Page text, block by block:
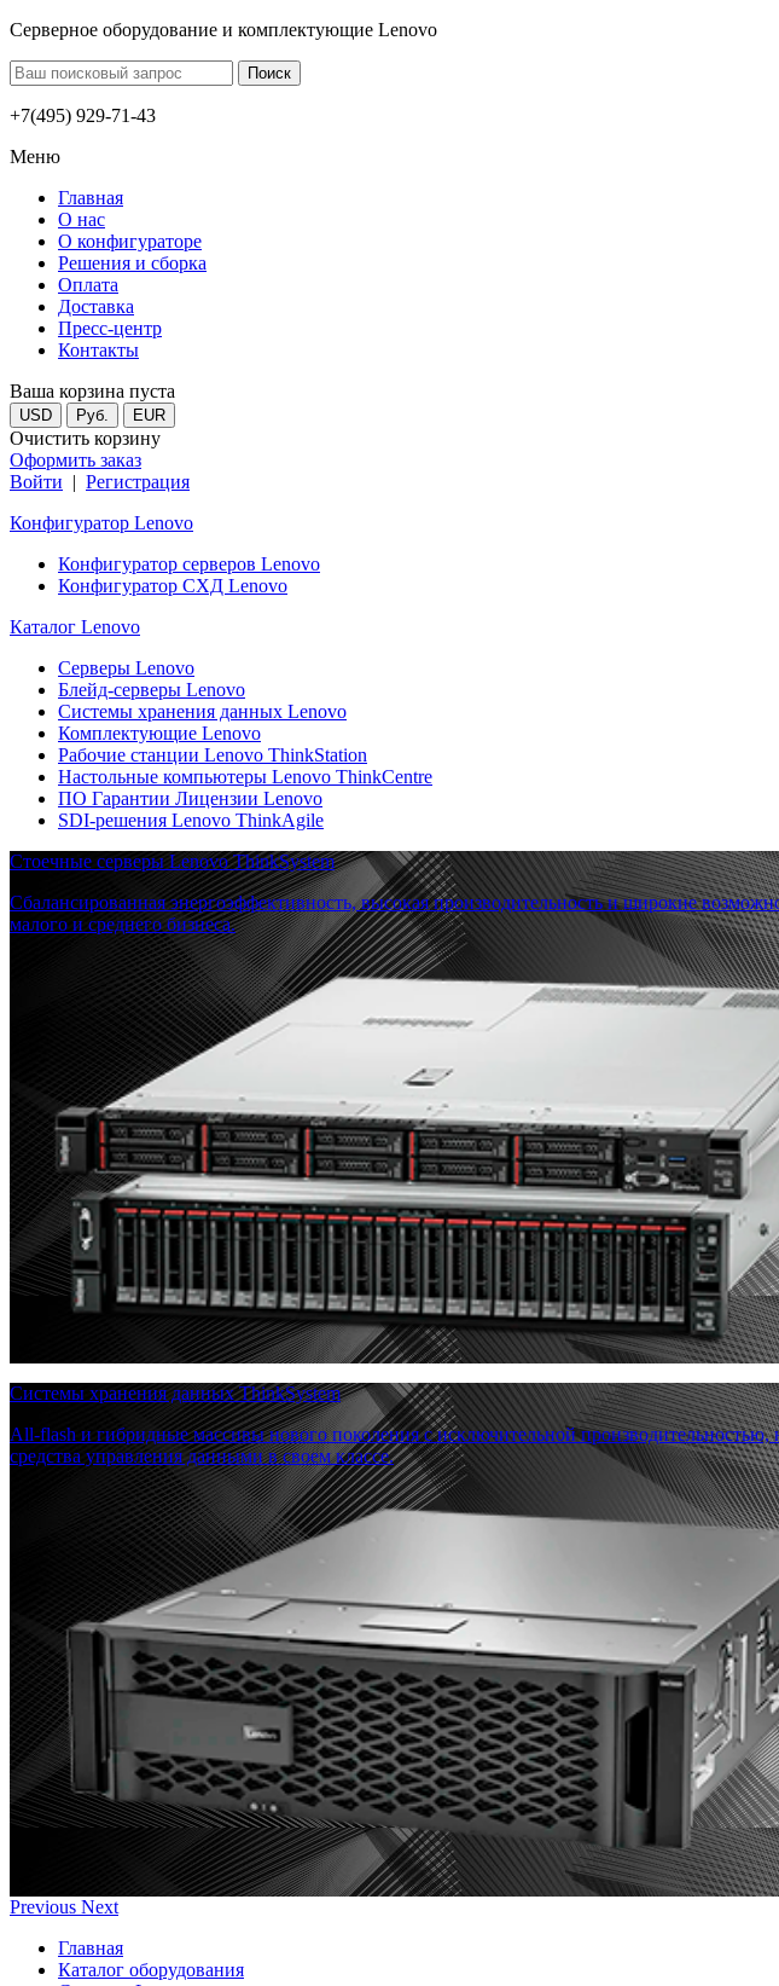
Серверное оборудование и комплектующие Lenovo
+7(495) 929-71-43
Меню
Главная
О нас
О конфигураторе
Решения и сборка
Оплата
Доставка
Пресс-центр
Контакты
Ваша корзина пуста
USD Руб. EUR
Очистить корзину
Оформить заказ
Войти | Регистрация
Конфигуратор Lenovo
Конфигуратор серверов Lenovo
Конфигуратор СХД Lenovo
Каталог Lenovo
Серверы Lenovo
Блейд-серверы Lenovo
Системы хранения данных Lenovo
Комплектующие Lenovo
Рабочие станции Lenovo ThinkStation
Настольные компьютеры Lenovo ThinkCentre
ПО Гарантии Лицензии Lenovo
SDI-решения Lenovo ThinkAgile
Стоечные серверы Lenovo ThinkSystem
Сбалансированная энергоэффективность, высокая производительность и широкие
малого и среднего бизнеса.
Системы хранения данных ThinkSystem
All-flash и гибридные массивы нового поколения с исключительной
средства управления данными в своем классе.
Previous Next
Главная
Каталог оборудования